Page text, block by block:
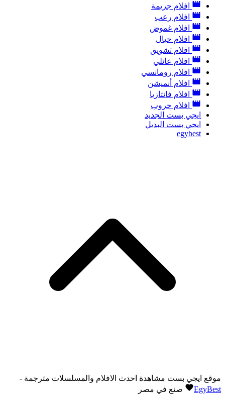
افلام جريمة
افلام رعب
افلام غموض
افلام خيال
افلام تشويق
افلام عائلي
افلام رومانسي
افلام أنميشن
افلام فانتازيا
افلام حروب
ايجي بست الجديد
ايجي بست البديل
egybest
موقع ايجي بست مشاهدة احدث الافلام والمسلسلات مترجمة -
EgyBest
صنع في مصر